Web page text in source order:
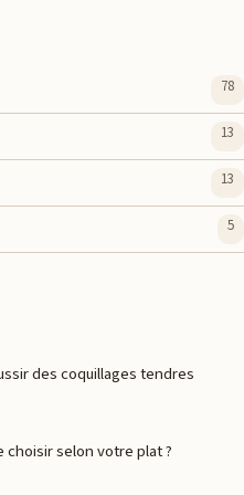
78
13
13
5
des coquillages tendres
choisir selon votre plat ?